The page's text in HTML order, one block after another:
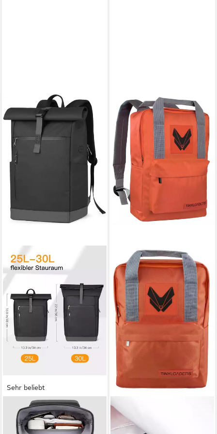
Sehr beliebt
INATECK
Laptoprucksack RollTop
Rucksack Herren Damen 25L-
TINYLOADERS
Schulranzen Kinderrucksack
Kinder Rucksack Backpack